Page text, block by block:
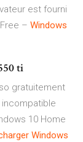
est fourni
– Windows
ti
gratuitement
incompatible
10 Home
Windows